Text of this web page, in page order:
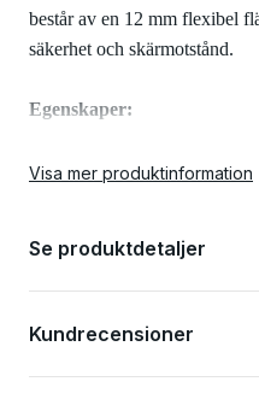
består av en 12 mm flexibel
säkerhet och skärmotstånd.
Egenskaper:
Avancerad låscylinder
nyckel när den låses
stängningsfunktion
Visa mer produktinformation
Se produktdetaljer
Kundrecensioner